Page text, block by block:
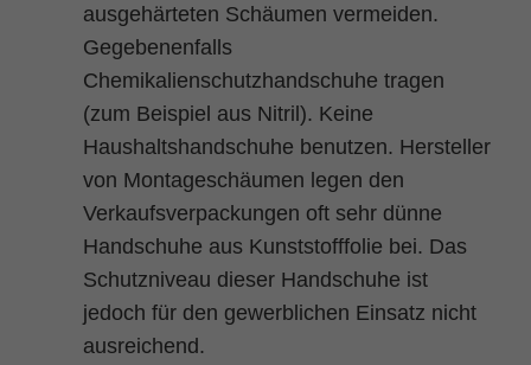
ausgehärteten Schäumen vermeiden.
Gegebenenfalls
Chemikalienschutzhandschuhe tragen
(zum Beispiel aus Nitril). Keine
Haushaltshandschuhe benutzen. Hersteller
von Montageschäumen legen den
Verkaufsverpackungen oft sehr dünne
Handschuhe aus Kunststofffolie bei. Das
Schutzniveau dieser Handschuhe ist
jedoch für den gewerblichen Einsatz nicht
ausreichend.